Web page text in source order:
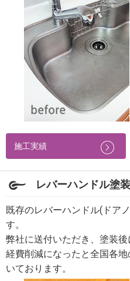
施工実績
レバーハンドル塗装
既存のレバーハンドル(ドア
す。
弊社に送付いただき、塗装後
経費削減になったと全国各
いております。